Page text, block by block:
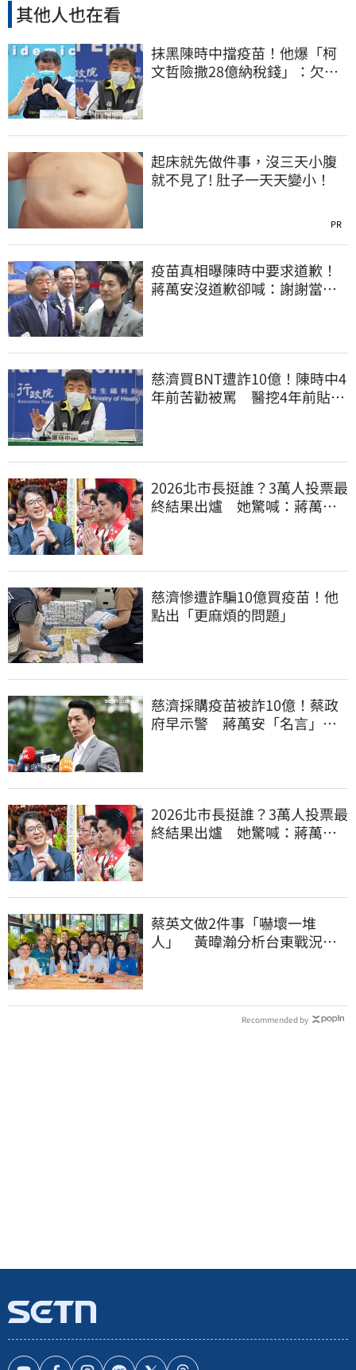
其他人也在看
抹黑陳時中擋疫苗！他爆「柯
文哲險撒28億納稅錢」：欠台
起床就先做件事，沒三天小腹
就不見了! 肚子一天天變小！
PR
疫苗真相曝陳時中要求道歉！
蔣萬安沒道歉卻喊：謝謝當時
慈濟買BNT遭詐10億！陳時中4
年前苦勸被罵 醫挖4年前貼
2026北市長挺誰？3萬人投票最
終結果出爐 她驚喊：蔣萬安
慈濟慘遭詐騙10億買疫苗！他
點出「更麻煩的問題」
慈濟採購疫苗被詐10億！蔡政
府早示警 蔣萬安「名言」翻
2026北市長挺誰？3萬人投票最
終結果出爐 她驚喊：蔣萬安
蔡英文做2件事「嚇壞一堆
人」 黃暐瀚分析台東戰況：
Recommended by